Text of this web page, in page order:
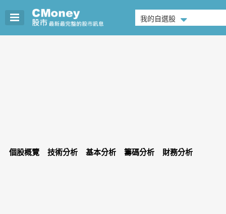
我的自選股
個股概覽 技術分析 基本分析 籌碼分析 財務分析